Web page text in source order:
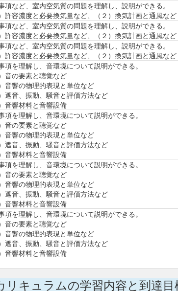
項など、室内空気質の問題を理解し、説明ができる。
）許容濃度と必要換気量など、（２）換気計画と通風など
項など、室内空気質の問題を理解し、説明ができる。
）許容濃度と必要換気量など、（２）換気計画と通風など
項など、室内空気質の問題を理解し、説明ができる。
）許容濃度と必要換気量など、（２）換気計画と通風など
項を理解し、音環境について説明ができる。
音の要素と聴覚など
）音響の物理的表現と単位など
）遮音、振動、騒音と評価方法など
音響材料と音響設備
項を理解し、音環境について説明ができる。
音の要素と聴覚など
）音響の物理的表現と単位など
）遮音、振動、騒音と評価方法など
音響材料と音響設備
項を理解し、音環境について説明ができる。
音の要素と聴覚など
）音響の物理的表現と単位など
）遮音、振動、騒音と評価方法など
音響材料と音響設備
項を理解し、音環境について説明ができる。
音の要素と聴覚など
）音響の物理的表現と単位など
）遮音、振動、騒音と評価方法など
音響材料と音響設備
リキュラムの学習内容と到達目